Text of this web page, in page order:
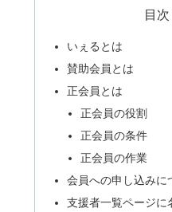
目次
いぇるとは
賛助会員とは
正会員とは
正会員の役割
正会員の条件
正会員の作業
会員への申し込みに
支援者一覧ページに